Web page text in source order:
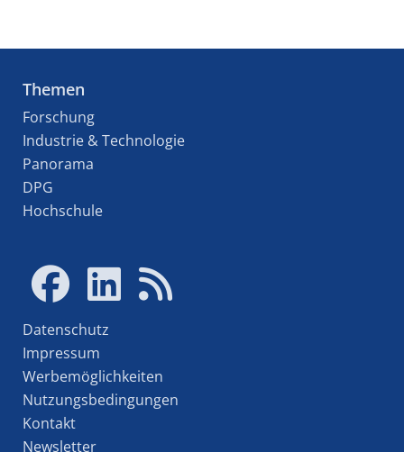
Themen
Forschung
Industrie & Technologie
Panorama
DPG
Hochschule
Datenschutz
Impressum
Werbemöglichkeiten
Nutzungsbedingungen
Kontakt
Newsletter